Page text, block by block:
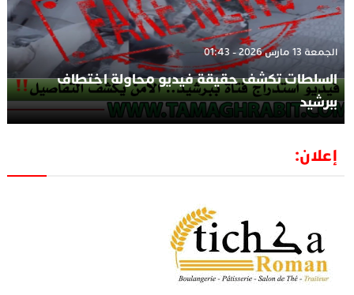
الجمعة 13 مارس 2026 - 01:43
السلطات تكشف حقيقة فيديو محاولة اختطاف
ببرشيد
إعلان: